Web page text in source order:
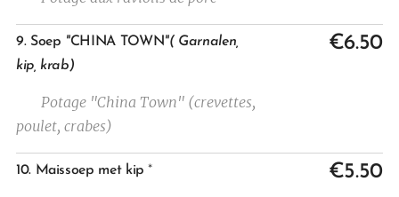
9. Soep "CHINA TOWN"( Garnalen,
kip, krab)
Potage "China Town" (crevettes,
poulet, crabes)
€6.50
10. Maissoep met kip * €5.50